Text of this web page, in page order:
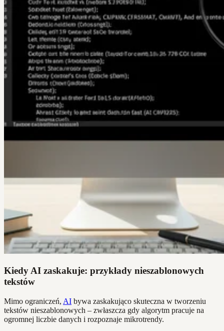
Kiedy AI zaskakuje: przykłady nieszablonowych
tekstów
Mimo ograniczeń, AI bywa zaskakująco skuteczna w tworzeniu
tekstów nieszablonowych – zwłaszcza gdy algorytm pracuje na
ogromnej liczbie danych i rozpoznaje mikrotrendy.